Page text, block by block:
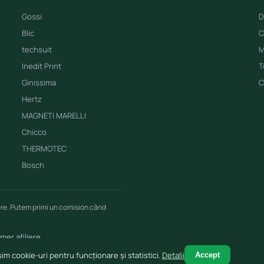
Gossi
Blic
techsuit
Inedit Print
Ginissima
Hertz
MAGNETI MARELLI
Chicco
THERMOTEC
Bosch
Putem primi un comision când
afiliere
cookie-uri pentru funcționare și statistici. Detalii Accept